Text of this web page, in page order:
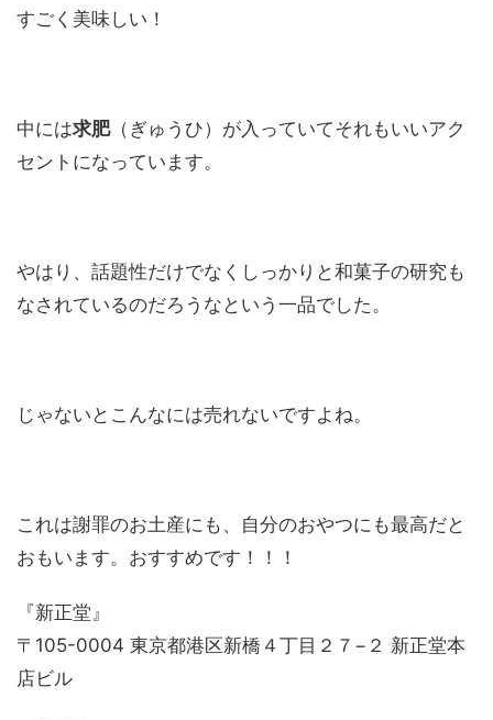
すごく美味しい！
中には求肥（ぎゅうひ）が入っていてそれもいいアク
セントになっています。
やはり、話題性だけでなくしっかりと和菓子の研究も
なされているのだろうなという一品でした。
じゃないとこんなには売れないですよね。
これは謝罪のお土産にも、自分のおやつにも最高だと
おもいます。おすすめです！！！
『新正堂』
〒105-0004 東京都港区新橋４丁目２７−２ 新正堂本
店ビル